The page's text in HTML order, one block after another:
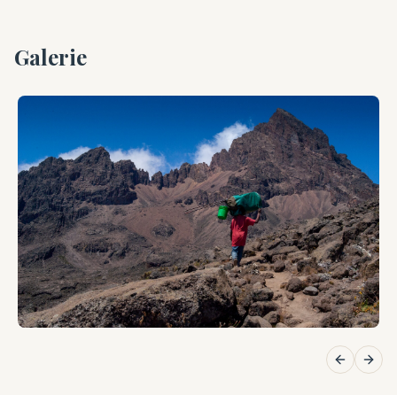
Galerie
Previous